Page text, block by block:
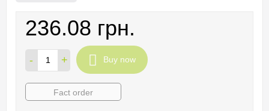
236.08 грн.
- + Buy now
Fact order